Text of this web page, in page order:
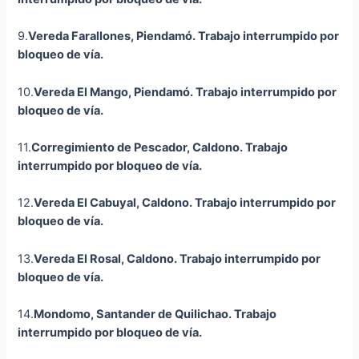
9.Vereda Farallones, Piendamó.Trabajo interrumpido por
bloqueo de vía.
10.Vereda El Mango, Piendamó.Trabajo interrumpido por
bloqueo de vía.
11.Corregimiento de Pescador, Caldono.Trabajo
interrumpido por bloqueo de vía.
12.Vereda El Cabuyal, Caldono.Trabajo interrumpido por
bloqueo de vía.
13.Vereda El Rosal, Caldono.Trabajo interrumpido por
bloqueo de vía.
14.Mondomo, Santander de Quilichao.Trabajo
interrumpido por bloqueo de vía.